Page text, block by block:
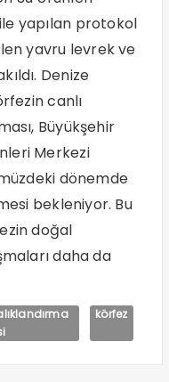
yapılan protokol
yavru levrek ve
Denize
canlı
Büyükşehir
Merkezi
dönemde
bekleniyor. Bu
doğal
daha da
körfez